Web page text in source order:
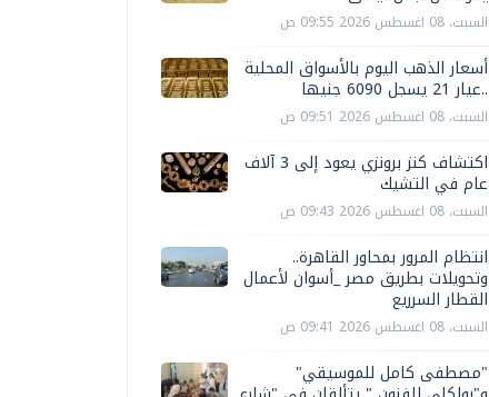
السبت، 08 اغسطس 2026 09:55 ص
أسعار الذهب اليوم بالأسواق المحلية
..عيار 21 يسجل 6090 جنيها
السبت، 08 اغسطس 2026 09:51 ص
اكتشاف كنز برونزي يعود إلى 3 آلاف
عام في التشيك
السبت، 08 اغسطس 2026 09:43 ص
انتظام المرور بمحاور القاهرة..
وتحويلات بطريق مصر _أسوان لأعمال
القطار السرريع
السبت، 08 اغسطس 2026 09:41 ص
"مصطفى كامل للموسيقي"